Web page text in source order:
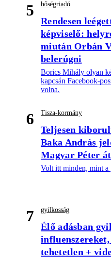
5 hőségriadó
Rendesen
képviselő:
miután Orbán
belerúgni
Borics Mihály olyan
kapcsán Facebook-
volna.
6 Tisza-kormány
Teljesen
Baka András
Magyar Péter
Volt itt minden, mint a
7 gyilkosság
Élő adásban
tehetetlen +